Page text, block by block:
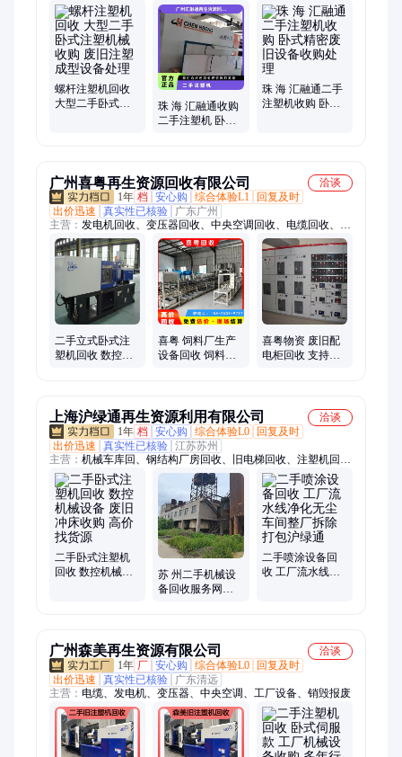
收、旧空调回收、钢结构回收、变压器回收、旧电缆回收、发电
机回收、铝合金回收、灭火器回收、废电缆回收、厂设备回收、
旧电梯回收、厂废铁回收、蓄电池回收、回收钢材回收、变频空
调回收、溴化锂回收、回收工业设备、废铜回收回收、废旧电缆
回收
螺杆注塑机回收
大型二手卧式注
珠 海 汇融通收购
二手注塑机 卧式
珠 海 汇融通二手
注塑机收购 卧式
广州喜粤再生资源回收有限公司
洽谈
1年 档 安心购 综合体验L1
回复及时
出价迅速
真实性已核验
广东广州
主营： 发电机回收、变压器回收、中央空调回收、电缆回收、电
脑回收、工厂设备回收
二手立式卧式注
塑机回收 数控车
喜粤 饲料厂生产
设备回收 饲料添
喜粤物资 废旧配
电柜回收 支持拆
上海沪绿通再生资源利用有限公司
洽谈
1年 档 安心购 综合体验L0
回复及时
出价迅速
真实性已核验 江苏苏州
主营： 机械车库回、钢结构厂房回收、旧电梯回收、注塑机回
收、手脚架回收、金属废料回收、工业机器人回收、变压器回
收、电缆电线回收
二手卧式注塑机
回收 数控机械设
苏 州二手机械设
备回收服务网点
二手喷涂设备回
收 工厂流水线净
广州森美再生资源有限公司
洽谈
1年 厂 安心购 综合体验L0
回复及时
出价迅速
真实性已核验
广东清远
主营： 电缆、发电机、变压器、中央空调、工厂设备、销毁报废